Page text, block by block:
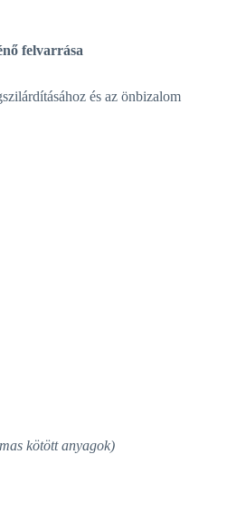
felvarrása
és az önbizalom
kötött anyagok)